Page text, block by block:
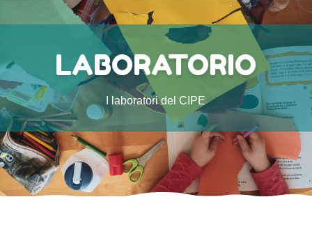
LABORATORIO
I laboratori del CIPE